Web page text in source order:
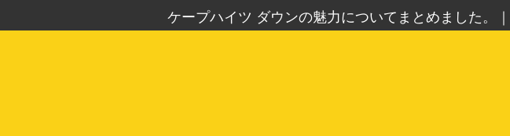
ケープハイツ ダウンの魅力についてまとめました。